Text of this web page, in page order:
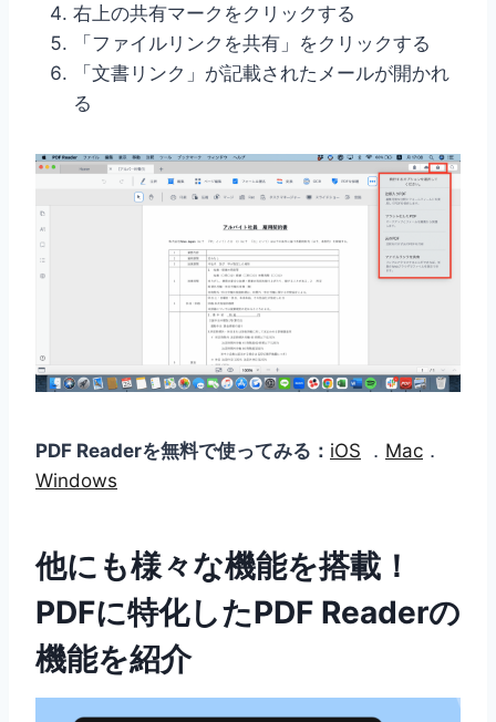
右上の共有マークをクリックする
「ファイルリンクを共有」をクリックする
「文書リンク」が記載されたメールが開かれ
る
PDF Readerを無料で使ってみる： iOS ． Mac ．
Windows
他にも様々な機能を搭載！
PDFに特化したPDF Readerの
機能を紹介